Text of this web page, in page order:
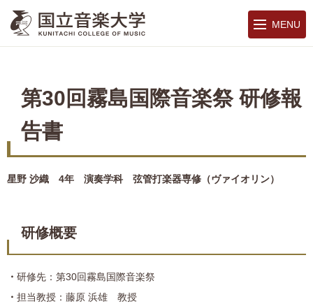
MENU
第30回霧島国際音楽祭 研修報
告書
星野 沙織 4年 演奏学科 弦管打楽器専修（ヴァイオリン）
研修概要
研修先：第30回霧島国際音楽祭
担当教授：藤原 浜雄 教授